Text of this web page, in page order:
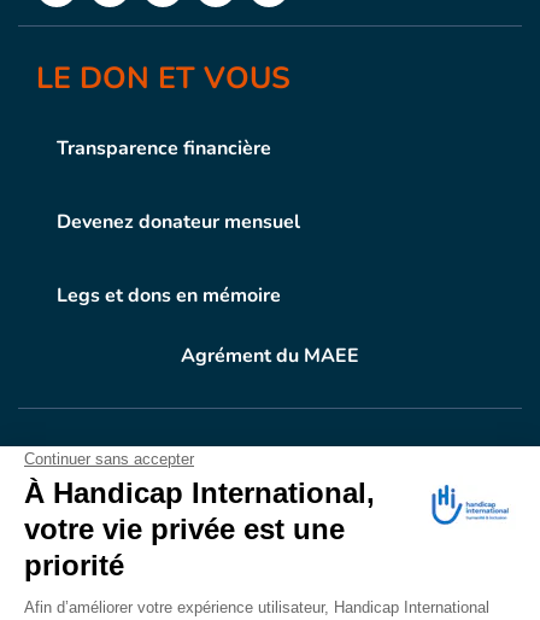
LE DON ET VOUS
Transparence financière
Devenez donateur mensuel
Legs et dons en mémoire
Agrément du MAEE
VOTRE DONEN ACTION
Grâce à vous, en 2024, 604.716 personnes ont
bénéficié d’appareillage et d’activités de réadaptation.
Merci pour votre générosité.